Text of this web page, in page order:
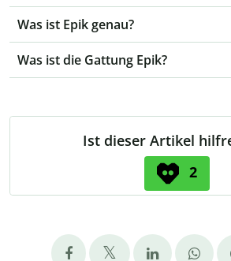
Was ist Epik genau?
Was ist die Gattung Epik?
Ist dieser Artikel
2